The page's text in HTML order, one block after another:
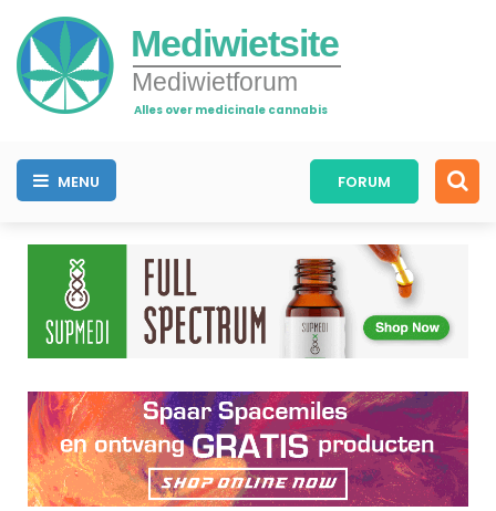
Mediwietsite
Mediwietforum
Alles over medicinale cannabis
MENU FORUM